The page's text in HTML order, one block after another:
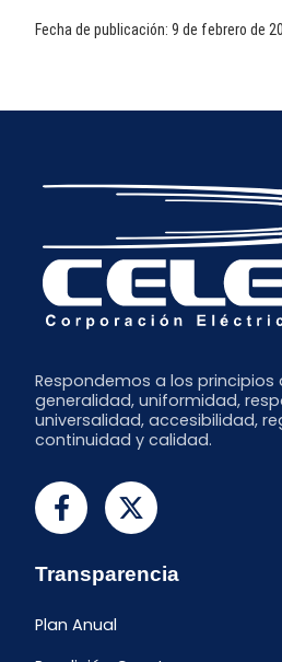
Fecha de publicación: 9 de febrero de
Respondemos a los
generalidad, uniformidad,
universalidad, accesibilidad,
continuidad y calidad.
Transparencia
Plan Anual